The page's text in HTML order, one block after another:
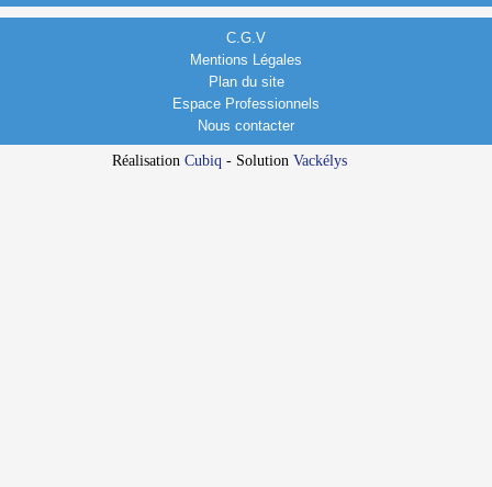
C.G.V
Mentions Légales
Plan du site
Espace Professionnels
Nous contacter
Réalisation Cubiq - Solution Vackélys